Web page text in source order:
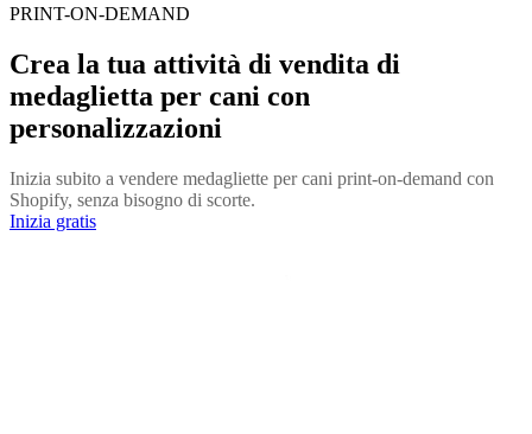
PRINT-ON-DEMAND
Crea la tua attività di vendita di
medaglietta per cani con
personalizzazioni
Inizia subito a vendere medagliette per cani print-on-demand con
Shopify, senza bisogno di scorte.
Inizia gratis